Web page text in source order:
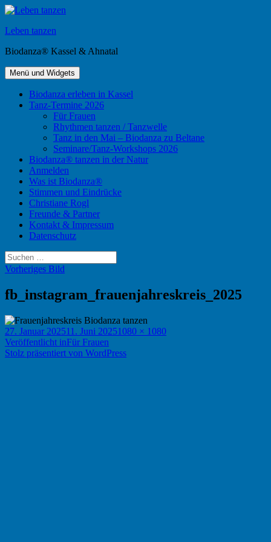
Zum
springen
Leben tanzen
Biodanza® Kassel & Ahnatal
Menü und Widgets
Biodanza erleben in Kassel
Tanz-Termine 2026
Für Frauen
Rhythmen tanzen / Tanzwelle
Tanz in den Mai – Biodanza zu Beltane
Seminare/Tanz-Workshops 2026
Biodanza® tanzen in der Natur
Anmelden
Was ist Biodanza®
Stimmen und Eindrücke
Christiane Rogl
Freunde & Partner
Kontakt & Impressum
Datenschutz
Suchen
nach:
Vorheriges Bild
fb_instagram_frauenjahreskreis_2025
Veröffentlicht
am
27. Januar 202511. Juni 2025Originalgröße
1080 × 1080
Beitragsnavigation
Veröffentlicht inFür Frauen
Stolz präsentiert von WordPress